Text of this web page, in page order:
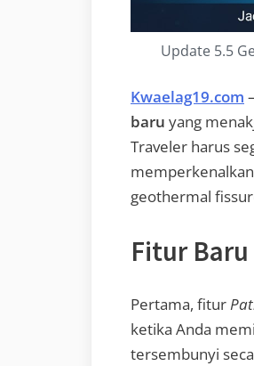
Update 5.5
Kwaelag19.com
baru yang
Traveler harus
memperkenalkan
geothermal
Fitur
Pertama, fitur
ketika Anda
tersembunyi